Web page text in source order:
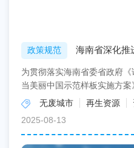
政策规范
为贯彻落实海南省委省政府
当美丽中国示范样板实施方案
合海南实际，海南省国家生
无废城市 再生资源
2025-08-13